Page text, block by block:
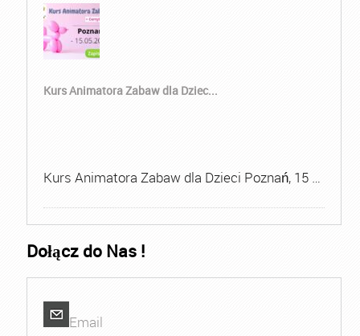
Kurs Animatora Zabaw dla Dziec...
Kurs Animatora Zabaw dla Dzieci Poznań, 15 …
Dołącz do Nas !
Email